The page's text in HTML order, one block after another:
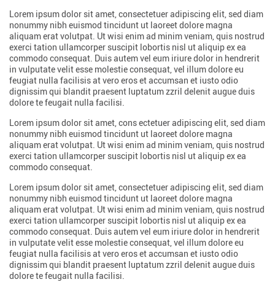
Lorem ipsum dolor sit amet, consectetuer adipiscing elit, sed diam
nonummy nibh euismod tincidunt ut laoreet dolore magna
aliquam erat volutpat. Ut wisi enim ad minim veniam, quis nostrud
exerci tation ullamcorper suscipit lobortis nisl ut aliquip ex ea
commodo consequat. Duis autem vel eum iriure dolor in hendrerit
in vulputate velit esse molestie consequat, vel illum dolore eu
feugiat nulla facilisis at vero eros et accumsan et iusto odio
dignissim qui blandit praesent luptatum zzril delenit augue duis
dolore te feugait nulla facilisi.
Lorem ipsum dolor sit amet, cons ectetuer adipiscing elit, sed diam
nonummy nibh euismod tincidunt ut laoreet dolore magna
aliquam erat volutpat. Ut wisi enim ad minim veniam, quis nostrud
exerci tation ullamcorper suscipit lobortis nisl ut aliquip ex ea
commodo consequat.
Lorem ipsum dolor sit amet, consectetuer adipiscing elit, sed diam
nonummy nibh euismod tincidunt ut laoreet dolore magna
aliquam erat volutpat. Ut wisi enim ad minim veniam, quis nostrud
exerci tation ullamcorper suscipit lobortis nisl ut aliquip ex ea
commodo consequat. Duis autem vel eum iriure dolor in hendrerit
in vulputate velit esse molestie consequat, vel illum dolore eu
feugiat nulla facilisis at vero eros et accumsan et iusto odio
dignissim qui blandit praesent luptatum zzril delenit augue duis
dolore te feugait nulla facilisi.